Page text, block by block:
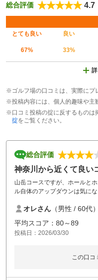
総合評価 4.7
とても良い 良い
67% 33%
※ゴルフ場の口コミは、実際にプ
※投稿内容には、個人的趣味や主
※口コミ投稿の掟に反するものは
掟をご覧ください。
総合評価
神奈川から近くて良い
山岳コースですが、ホールと
ル自体のアップダウンは気にな
と思います。
オレさん （男性 / 60代）
平均スコア：80～89
投稿日：2026/03/30
この口コ